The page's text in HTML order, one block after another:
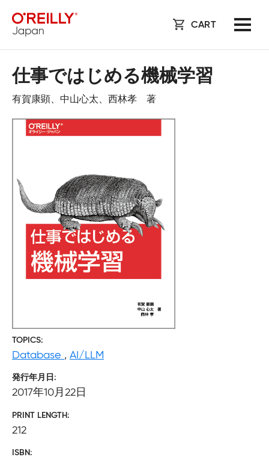
CART
仕事ではじめる機械学習
有賀康顕、中山心太、西林孝 著
TOPICS
Database , AI/LLM
発行年月日
2017年10月22日
PRINT LENGTH
212
ISBN